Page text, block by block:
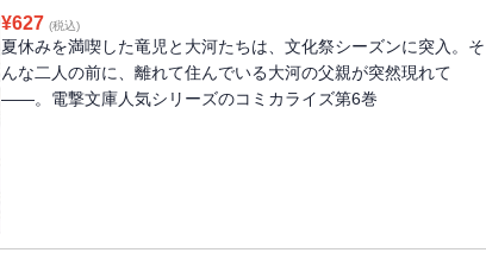
¥627 (税込)
夏休みを満喫した竜児と大河たちは、文化祭シーズンに突入。そ
んな二人の前に、離れて住んでいる大河の父親が突然現れて
――。電撃文庫人気シリーズのコミカライズ第6巻